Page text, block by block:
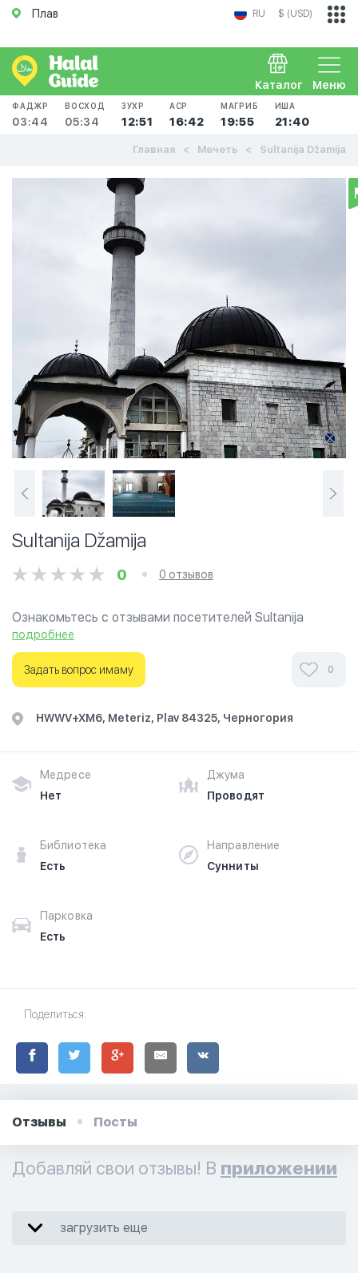
Плав RU $ (USD)
Меню
Каталог
ФАДЖР
03:44
ВОСХОД
05:34
ЗУХР
12:51
АСР
16:42
МАГРИБ
19:55
ИША
21:40
Главная Мечеть Sultanija Džamija
Sultanija Džamija
0 0 отзывов
Ознакомьтесь с отзывами посетителей Sultanija
Džamija в г.Плав на фотографиях и узнайте о часах
работы. Ваше духовное путешествие начинается
здесь.
подробнее
Задать вопрос имаму 0
HWWV+XM6, Meteriz, Plav 84325, Черногория
Медресе
Нет
Джума
Проводят
Библиотека
Есть
Направление
Сунниты
Парковка
Есть
Поделиться:
Отзывы Посты
Добавляй свои отзывы! В приложении
загрузить еще